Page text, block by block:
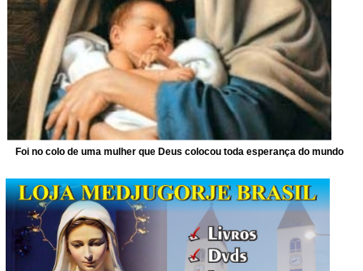
Foi no colo de uma mulher que Deus colocou toda esperança do mundo